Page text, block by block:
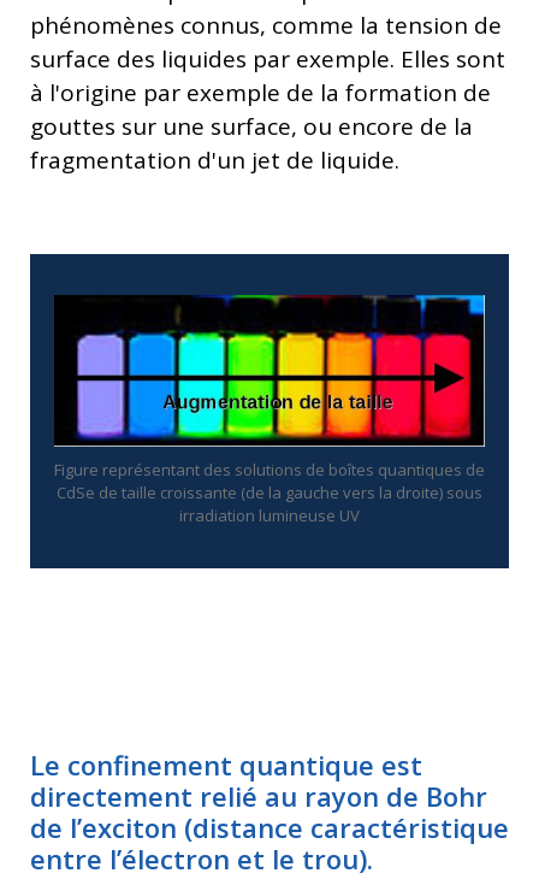
phénomènes connus, comme la tension de
surface des liquides par exemple. Elles sont
à l'origine par exemple de la formation de
gouttes sur une surface, ou encore de la
fragmentation d'un jet de liquide.
Figure représentant des solutions de boîtes quantiques de
CdSe de taille croissante (de la gauche vers la droite) sous
irradiation lumineuse UV
Le confinement quantique est
directement relié au rayon de Bohr
de l’exciton (distance caractéristique
entre l’électron et le trou).